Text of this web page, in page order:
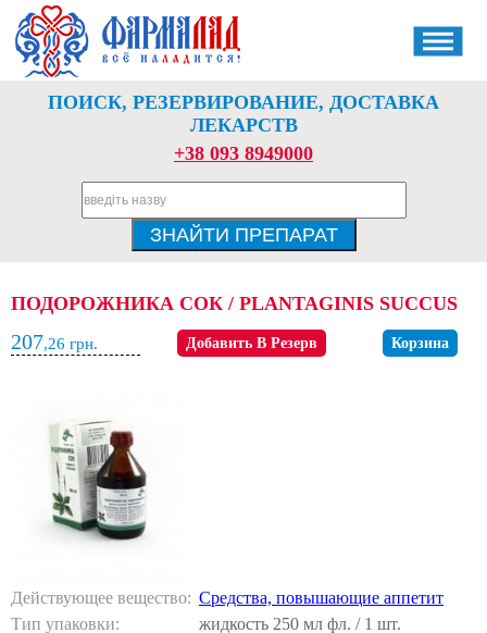
ПОИСК, РЕЗЕРВИРОВАНИЕ, ДОСТАВКА
ЛЕКАРСТВ
+38 093 8949000
ПОДОРОЖНИКА СОК / PLANTAGINIS SUCCUS
207,26 грн. Добавить В Резерв Корзина
Действующее вещество: Средства, повышающие аппетит
Тип упаковки:
жидкость 250 мл фл. / 1 шт.